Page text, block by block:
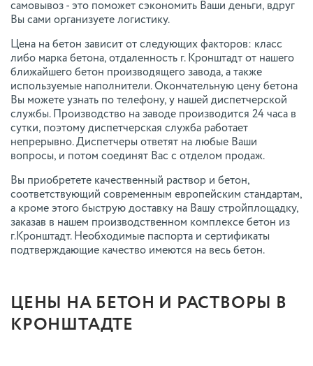
самовывоз - это поможет сэкономить Ваши деньги, вдруг
Вы сами организуете логистику.
Цена на бетон зависит от следующих факторов: класс
либо марка бетона, отдаленность г. Кронштадт от нашего
ближайшего бетон производящего завода, а также
используемые наполнители. Окончательную цену бетона
Вы можете узнать по телефону, у нашей диспетчерской
службы. Производство на заводе производится 24 часа в
сутки, поэтому диспетчерская служба работает
непрерывно. Диспетчеры ответят на любые Ваши
вопросы, и потом соединят Вас с отделом продаж.
Вы приобретете качественный раствор и бетон,
соответствующий современным европейским стандартам,
а кроме этого быструю доставку на Вашу стройплощадку,
заказав в нашем производственном комплексе бетон из
г.Кронштадт. Необходимые паспорта и сертификаты
подтверждающие качество имеются на весь бетон.
ЦЕНЫ НА БЕТОН И РАСТВОРЫ В
КРОНШТАДТЕ